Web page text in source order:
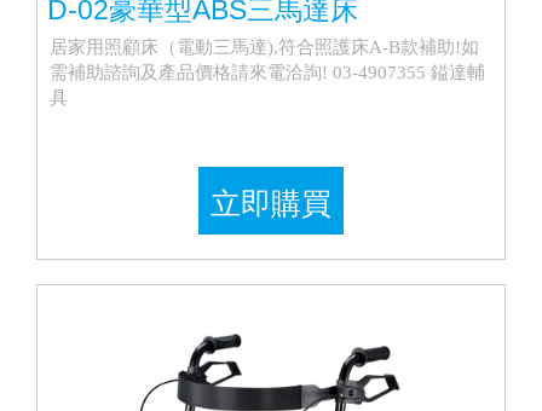
D-02豪華型ABS三馬達床
居家用照顧床（電動三馬達),符合照護床A-B款補助!如
需補助諮詢及產品價格請來電洽詢! 03-4907355 鎰達輔
具
立即購買